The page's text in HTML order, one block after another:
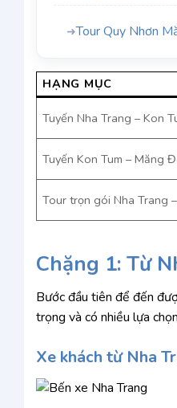
➜Tour Quy Nhơn
HẠNG MỤC
Tuyến Nha Trang – Kon
Tuyến Kon Tum – Măng
Tour trọn gói Nha Trang
Chặng 1: Từ
Bước đầu tiên để đến
trọng và có nhiều lựa
Xe khách từ Nha